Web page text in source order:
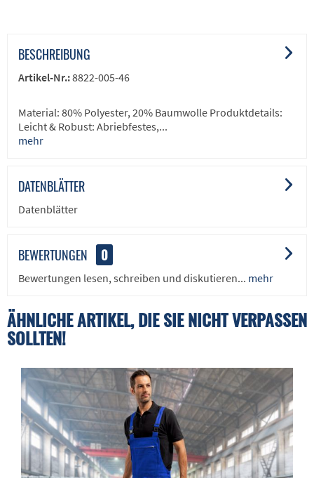
BESCHREIBUNG
Artikel-Nr.:8822-005-46
Material: 80% Polyester, 20% Baumwolle Produktdetails:
Leicht & Robust: Abriebfestes,...
mehr
DATENBLÄTTER
Datenblätter
BEWERTUNGEN 0
Bewertungen lesen, schreiben und diskutieren... mehr
ÄHNLICHE ARTIKEL, DIE SIE NICHT VERPASSEN
SOLLTEN!